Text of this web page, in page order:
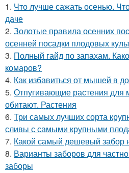
1. Что лучше сажать осенью.
даче
2. Золотые правила осенних
осенней посадки плодовых
3. Полный гайд по запахам.
комаров?
4. Как избавиться от мышей в
5. Отпугивающие растения для
обитают. Растения
6. Три самых лучших сорта
сливы с самыми крупными
7. Какой самый дешевый забор
8. Варианты заборов для
заборы